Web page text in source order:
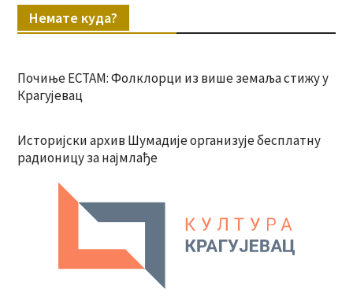
Немате куда?
Почиње ЕСТАМ: Фолклорци из више земаља стижу у
Крагујевац
Историјски архив Шумадије организује бесплатну
радионицу за најмлађе